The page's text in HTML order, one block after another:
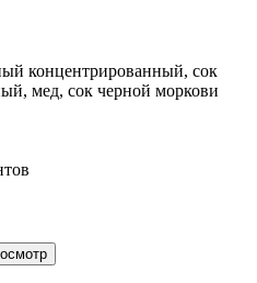
концентрированный, сок
мед, сок черной моркови